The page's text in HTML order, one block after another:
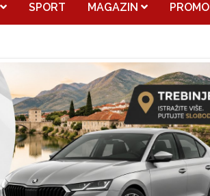
SPORT MAGAZIN PROMO